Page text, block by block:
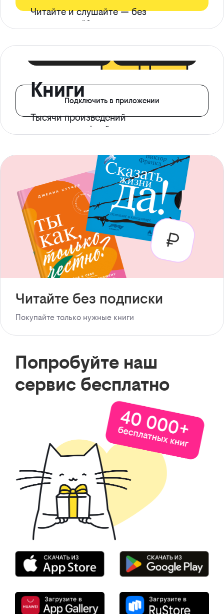
Читайте и слушайте — без
ограничений*
Книги
Тысячи произведений
с доступом офлайн
Подключить в приложении
Читайте без подписки
Покупайте только нужные книги
Попробуйте наш
сервис бесплатно